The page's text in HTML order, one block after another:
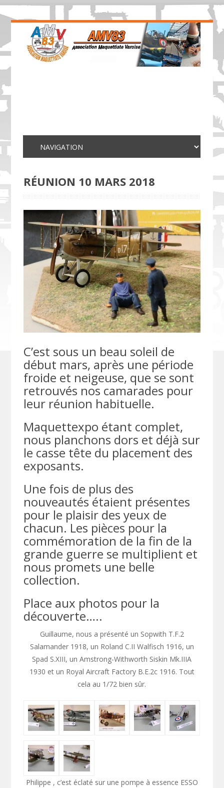
RÉUNION 10 MARS 2018
C’est sous un beau soleil de
début mars, après une période
froide et neigeuse, que se sont
retrouvés nos camarades pour
leur réunion habituelle.
Maquettexpo étant complet,
nous planchons dors et déjà sur
le casse tête du placement des
exposants.
Une fois de plus des
nouveautés étaient présentes
pour le plaisir des yeux de
chacun. Les pièces pour la
commémoration de la fin de la
grande guerre se multiplient et
nous promets une belle
collection.
Place aux photos pour la
découverte…..
Guillaume, nous a présenté un Sopwith T.F.2
Salamander 1918, un Roland C.II Walfisch 1916, un
Spad S.XIII, un Amstrong-Withworth Siskin Mk.IIIA
1930 et un Royal Aircraft Factory B.E.2c 1916. Tout
cela au 1/72 bien sûr.
Philippe , c’est éclaté sur une pompe à essence ESSO